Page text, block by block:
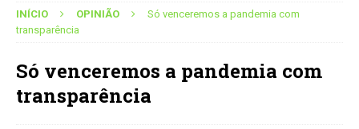
INÍCIO OPINIÃO
Só venceremos a pandemia com
transparência
Só venceremos a pandemia com
transparência